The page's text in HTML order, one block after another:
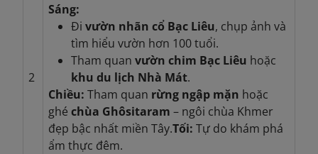
2
Sáng:
Đi vườn nhãn cổ Bạc Liêu, chụp ảnh và
tìm hiểu vườn hơn 100 tuổi.
Tham quan vườn chim Bạc Liêu hoặc
khu du lịch Nhà Mát.
Chiều: Tham quan rừng ngập mặn hoặc
ghé chùa Ghôsitaram – ngôi chùa Khmer
đẹp bậc nhất miền Tây.Tối: Tự do khám phá
ẩm thực đêm.